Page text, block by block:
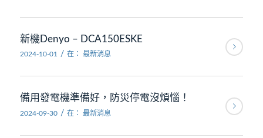
新機Denyo – DCA150ESKE
2024-10-01 / 在： 最新消息
備用發電機準備好，防災停電沒煩惱！
2024-09-30 / 在： 最新消息